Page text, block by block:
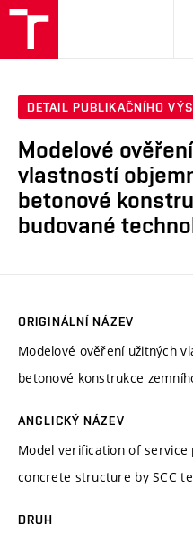
DETAIL PUBLIKAČNÍHO
Modelové
vlastností
betonové
budované
ORIGINÁLNÍ NÁZEV
Modelové ověření užitných
betonové konstrukce
ANGLICKÝ NÁZEV
Model verification of
concrete structure by SCC
DRUH